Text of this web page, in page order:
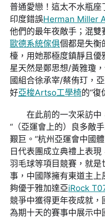
普通愛戀！這太不水瓶
印度錯誤Herman Miller
他們的最年夜敵手；混雙
歐德系統傢俱個都是失衡
檯，用她那極度鎮靜且優
星天然是鄭思想/黃雅瓊
國組合徐承宰/蔡侑玎，
好亞梭Artso工學椅的“復
在此前的一次采訪中
“（亞運會上的）良多敵
艱巨。”杭州亞運會中國
日代表團成立典禮上表現
羽毛球等項目競賽，就
事，中國隊擁有東道主
夠優于雅加達亞iRock
競爭中獲得更年夜成就
為期十天的賽事中展示中